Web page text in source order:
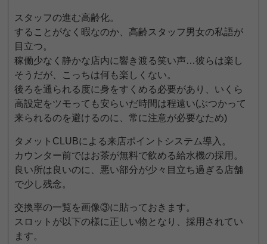
スタッフの進む高齢化。
することがなく暇なのか、高齢スタッフ男女の私語が
目立つ。
稼働少なく静かな店内に響き渡る笑い声…彼らは楽し
そうだが、こっちは何も楽しくない。
後ろを通られる度に身をすくめる必要があり、いくら
高設定をツモっても安らいだ時間は程遠い(ぶつかって
来られるのを避けるのに、常に注意が必要なため)
タメットCLUBによる来店ポイントシステム導入。
カウンター前ではお茶が無料で飲める給水機の採用。
良い所は良いのに、悪い部分が少々目立ち過ぎる店舗
で少し残念。
交換率の一覧を画像③に貼っておきます。
スロットが以下の様に正しい物となり、採用されてい
ます。